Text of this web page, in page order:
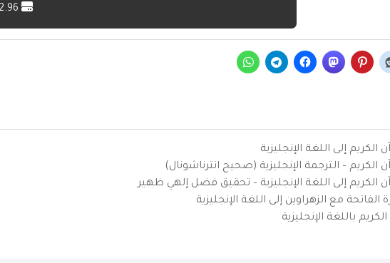
الكريم إلى اللغة الإنجليزية
الكريم – الترجمة الإنجليزية (صحيح انترناشونال)
الكريم إلى اللغة الإنجليزية – تحقيق فضل إلهي ظهير
مع الزهراوين إلى اللغة الإنجليزية
باللغة الإنجليزية